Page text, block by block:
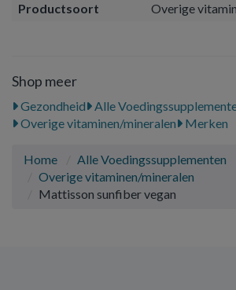
Productsoort
Overige
Shop meer
Gezondheid
Alle
Overige vitaminen/mineralen
Merken
Home
Alle Voedingssupplementen
Overige vitaminen/mineralen
Mattisson sunfiber vegan